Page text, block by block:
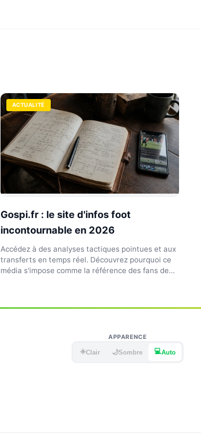
ACTUALITÉ
Gospi.fr : le site d'infos foot
incontournable en 2026
Accédez à des analyses tactiques pointues et aux
transferts en temps réel. Découvrez pourquoi ce
média s'impose comme la référence des fans de
APPARENCE
☀️Clair 🌙Sombre 💻Auto